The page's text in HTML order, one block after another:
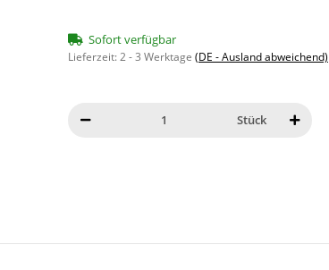
Sofort verfügbar
Lieferzeit:2 - 3 Werktage (DE - Ausland abweichend)
Stück